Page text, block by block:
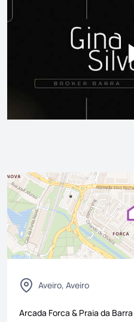
Aveiro, Aveiro
Arcada Forca & Praia da Barra